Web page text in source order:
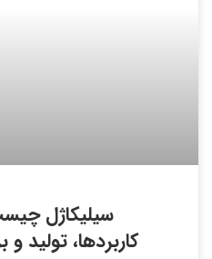
سیلیکاژل
کاربردها،